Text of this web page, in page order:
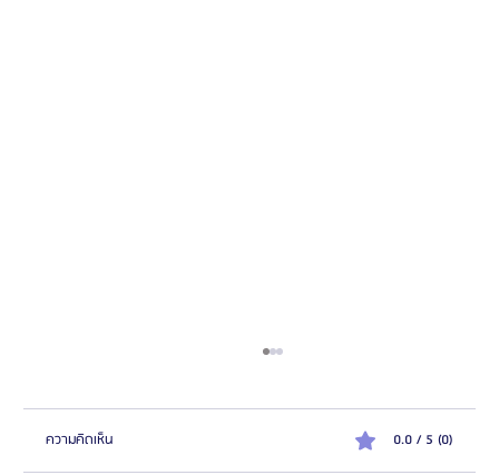
ความคิดเห็น 0.0 / 5 (0)